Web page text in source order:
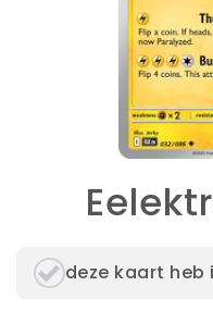
deze kaart